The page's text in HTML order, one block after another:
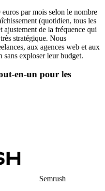
par mois selon le nombre
(quotidien, tous les
ajustement de la fréquence qui
stratégique. Nous
aux agences web et aux
exploser leur budget.
en-un pour les
Semrush